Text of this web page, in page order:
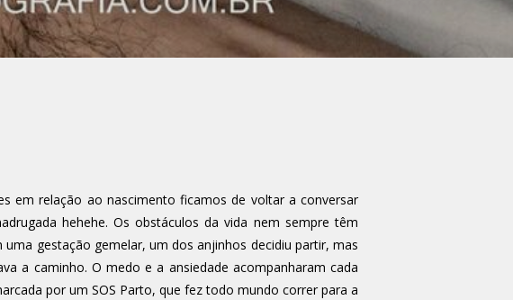
em relação ao nascimento ficamos de voltar a conversar
hehehe. Os obstáculos da vida nem sempre têm
gestação gemelar, um dos anjinhos decidiu partir, mas
a caminho. O medo e a ansiedade acompanharam cada
por um SOS Parto, que fez todo mundo correr para a